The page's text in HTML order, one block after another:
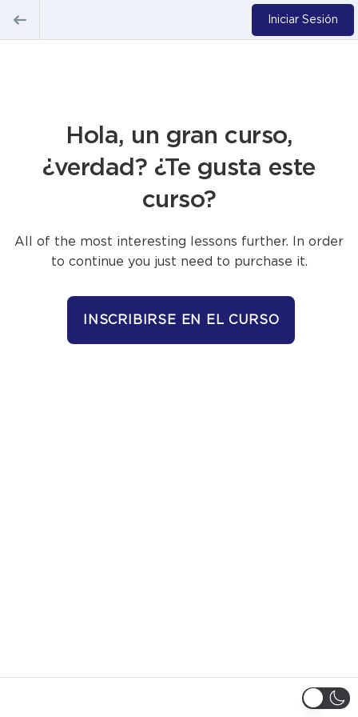
Iniciar Sesión
Hola, un gran curso,
¿verdad? ¿Te gusta este
curso?
All of the most interesting lessons further. In order
to continue you just need to purchase it.
INSCRIBIRSE EN EL CURSO